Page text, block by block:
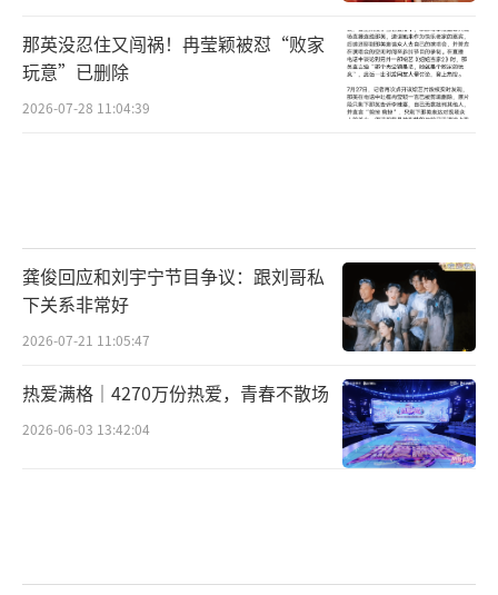
那英没忍住又闯祸！冉莹颖被怼“败家
玩意”已删除
2026-07-28 11:04:39
龚俊回应和刘宇宁节目争议：跟刘哥私
下关系非常好
2026-07-21 11:05:47
热爱满格｜4270万份热爱，青春不散场
2026-06-03 13:42:04